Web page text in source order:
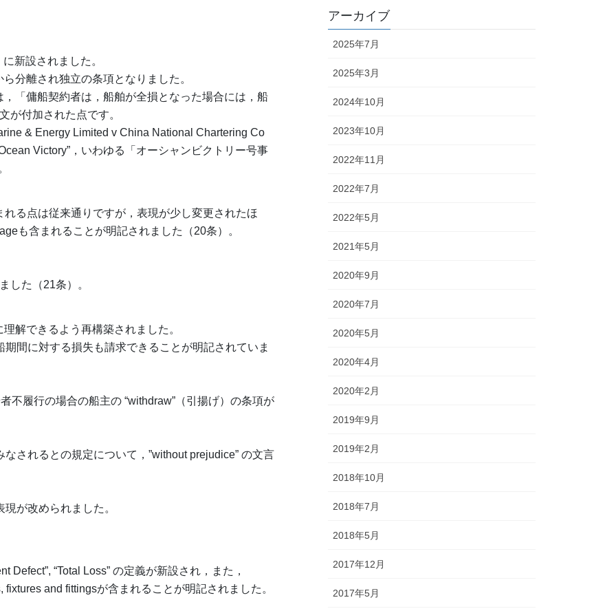
新設されました。
分離され独立の条項となりました。
「傭船契約者は，船舶が全損となった場合には，船
が付加された点です。
& Energy Limited v China National Chartering Co
Victory”，いわゆる「オーシャンビクトリー号事
る点は従来通りですが，表現が少し変更されたほ
も含まれることが明記されました（20条）。
した（21条）。
解できるよう再構築されました。
間に対する損失も請求できることが明記されていま
不履行の場合の船主の “withdraw”（引揚げ）の条項が
されるとの規定について，”without prejudice” の文言
が改められました。
Defect”, “Total Loss” の定義が新設され，また，
and fittingsが含まれることが明記されました。
アーカイブ
2025年7月
2025年3月
2024年10月
2023年10月
2022年11月
2022年7月
2022年5月
2021年5月
2020年9月
2020年7月
2020年5月
2020年4月
2020年2月
2019年9月
2019年2月
2018年10月
2018年7月
2018年5月
2017年12月
2017年5月